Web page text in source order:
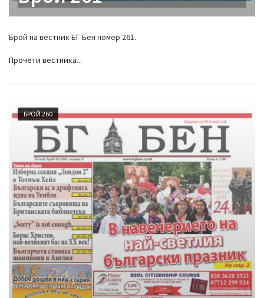
Брой на вестник БГ Бен номер 261.
Прочети вестника...
БРОЙ 260